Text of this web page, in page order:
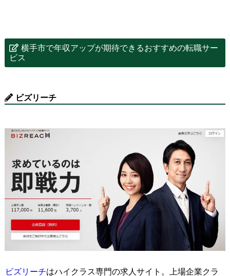
横手市で年収アップが期待できるおすすめの転職サー
ビス
ビズリーチ
ビズリーチはハイクラス専門の求人サイト。上場企業クラ